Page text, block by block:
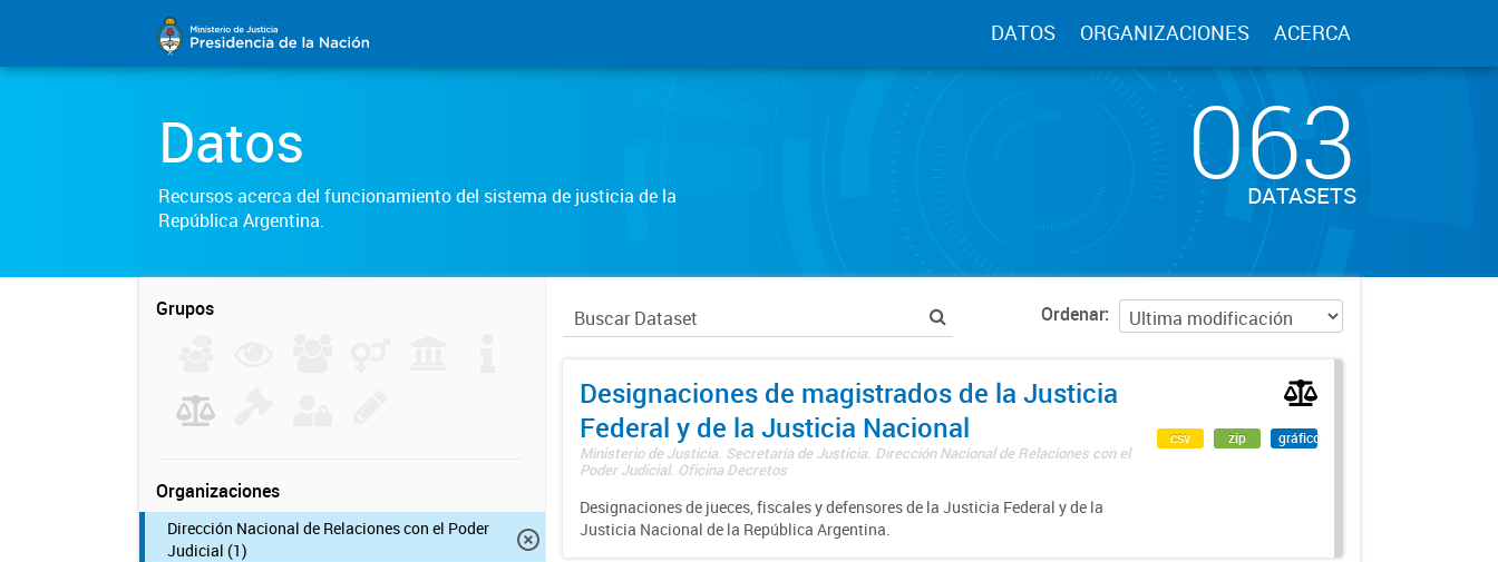
DATOS ORGANIZACIONES ACERCA
Datos
Recursos acerca del funcionamiento del sistema de justicia de la
República Argentina.
063
DATASETS
Grupos
Organizaciones
Dirección Nacional de Relaciones con el Poder
Judicial (1)
Ordenar
Designaciones de magistrados de la Justicia
Federal y de la Justicia Nacional
Ministerio de Justicia. Secretaría de Justicia. Dirección Nacional de Relaciones con el
Poder Judicial. Oficina Decretos
Designaciones de jueces, fiscales y defensores de la Justicia Federal y de la
Justicia Nacional de la República Argentina.
csv zip gráfico